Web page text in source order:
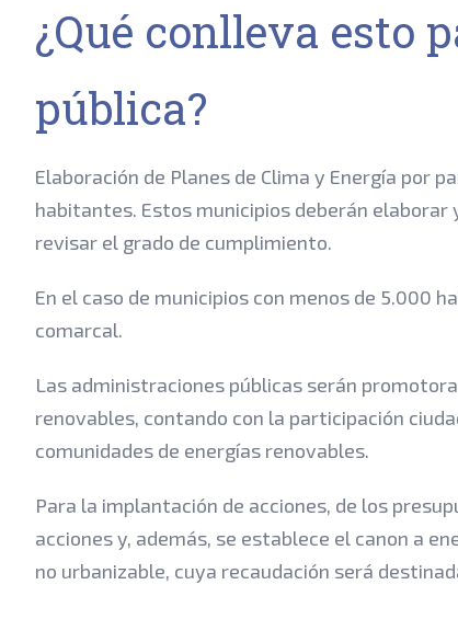
¿Qué conlleva esto
pública?
Elaboración de Planes de Clima y Energía por
habitantes. Estos municipios deberán elaborar
revisar el grado de cumplimiento.
En el caso de municipios con menos de 5.000
comarcal.
Las administraciones públicas serán
renovables, contando con la participación
comunidades de energías renovables.
Para la implantación de acciones, de los
acciones y, además, se establece el canon a
no urbanizable, cuya recaudación será